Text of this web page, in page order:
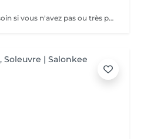
Merci de ne pas réserver ce soin si vous n'avez pas ou très peu de callosités !!! Limage des ongles, retrait des cuticules, application du soin Calluspeeling qui va éliminer les callosités afin de retrouver des pieds lisses, doux et hydratés. Contre-indications : coupures, ampoules, hyperhidrose, peau irritée, diabète, grossesse (se diriger vers la pédicure)